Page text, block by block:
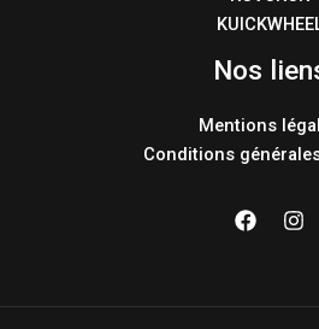
Nos
Mentions
Conditions